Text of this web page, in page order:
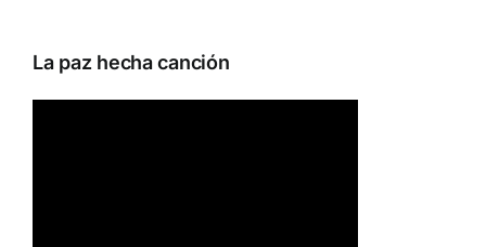
La paz hecha canción